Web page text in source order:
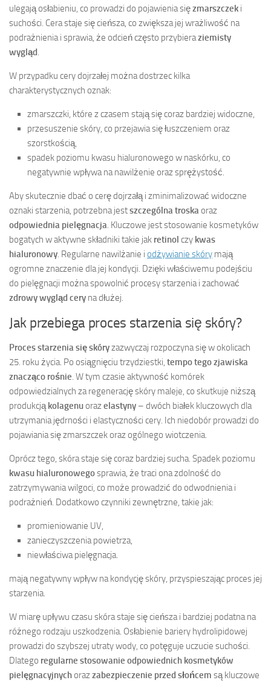
ulegają osłabieniu, co prowadzi do pojawienia sięzmarszczek i
suchości. Cera staje się cieńsza, co zwiększa jej wrażliwość na
podrażnienia i sprawia, że odcień często przybieraziemisty
wygląd.
W przypadku cery dojrzałej można dostrzec kilka
charakterystycznych oznak:
zmarszczki, które z czasem stają się coraz bardziej widoczne,
przesuszenie skóry, co przejawia się łuszczeniem oraz
szorstkością,
spadek poziomu kwasu hialuronowego w naskórku, co
negatywnie wpływa na nawilżenie oraz sprężystość.
Aby skutecznie dbać o cerę dojrzałą i zminimalizować widoczne
oznaki starzenia, potrzebna jestszczególna troskaoraz
odpowiednia pielęgnacja. Kluczowe jest stosowanie kosmetyków
bogatych w aktywne składniki takie jak retinol czy kwas
hialuronowy. Regularne nawilżanie i odżywianie skóry mają
ogromne znaczenie dla jej kondycji. Dzięki właściwemu podejściu
do pielęgnacji można spowolnić procesy starzenia i zachować
zdrowy wygląd cery na dłużej.
Jak przebiega proces starzenia się skóry?
Proces starzenia się skóryzazwyczaj rozpoczyna się w okolicach
25. roku życia. Po osiągnięciu trzydziestki, tempo tego zjawiska
znacząco rośnie. W tym czasie aktywność komórek
odpowiedzialnych za regenerację skóry maleje, co skutkuje niższą
produkcjąkolagenuorazelastyny – dwóch białek kluczowych dla
utrzymania jędrności i elastyczności cery. Ich niedobór prowadzi do
pojawiania się zmarszczek oraz ogólnego wiotczenia.
Oprócz tego, skóra staje się coraz bardziej sucha. Spadek poziomu
kwasu hialuronowegosprawia, że traci ona zdolność do
zatrzymywania wilgoci, co może prowadzić do odwodnienia i
podrażnień. Dodatkowo czynniki zewnętrzne, takie jak:
promieniowanie UV,
zanieczyszczenia powietrza,
niewłaściwa pielęgnacja.
mają negatywny wpływ na kondycję skóry, przyspieszając proces jej
starzenia.
W miarę upływu czasu skóra staje się cieńsza i bardziej podatna na
różnego rodzaju uszkodzenia. Osłabienie bariery hydrolipidowej
prowadzi do szybszej utraty wody, co potęguje uczucie suchości.
Dlatego regularne stosowanie odpowiednich kosmetyków
pielęgnacyjnychorazzabezpieczenie przed słońcem są kluczowe